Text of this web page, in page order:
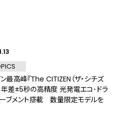
最高峰『The CITIZEN（ザ・シチズ
年差±5秒の高精度 光発電エコ･ドラ
ブメント搭載 数量限定モデルを